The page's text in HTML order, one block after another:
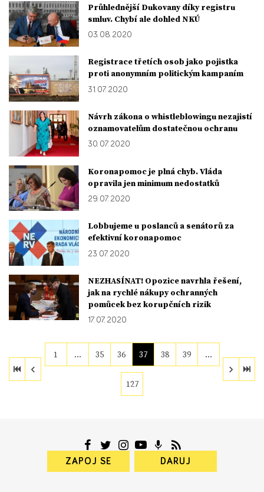
Průhlednější Dukovany díky registru
smluv. Chybí ale dohled NKÚ
03. 08. 2020
Registrace třetích osob jako pojistka
proti anonymním politickým kampaním
31. 07. 2020
Návrh zákona o whistleblowingu nezajistí
oznamovatelům dostatečnou ochranu
30. 07. 2020
Koronapomoc je plná chyb. Vláda
opravila jen minimum nedostatků
29. 07. 2020
Lobbujeme u poslanců a senátorů za
efektivní koronapomoc
23. 07. 2020
NEZHASÍNAT! Opozice navrhla řešení,
jak na rychlé nákupy ochranných
pomůcek bez korupčních rizik
17. 07. 2020
1 … 35 36 37 38 39 …
127
ZAPOJ SE DARUJ